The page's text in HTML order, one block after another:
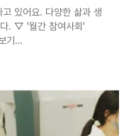
있어요. 다양한 삶과 생
다. ▽ '월간 참여사회'
기